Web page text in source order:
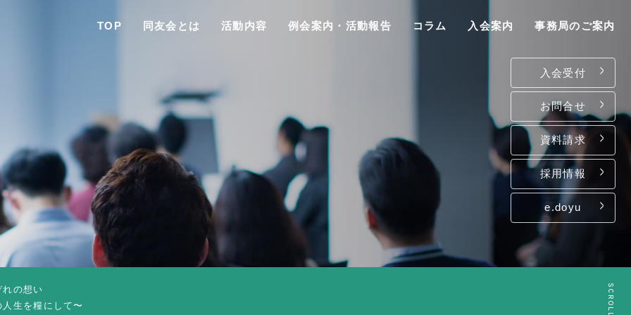
TOP 同友会とは 活動内容 例会案内・活動報告 コラム 入会案内 事務局のご案内
入会受付
お問合せ
資料請求
採用情報
e.doyu
TOP
同友会とは
SCROLL
の想い
生を糧にして〜